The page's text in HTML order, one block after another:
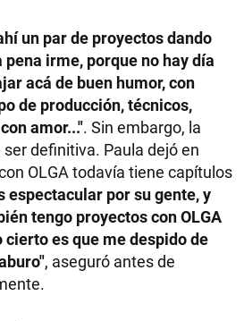
un par de proyectos dando
irme, porque no hay día
acá de buen humor, con
de producción, técnicos,
amor...". Sin embargo, la
definitiva. Paula dejó en
OLGA todavía tiene capítulos
espectacular por su gente, y
tengo proyectos con OLGA
es que me despido de
, aseguró antes de